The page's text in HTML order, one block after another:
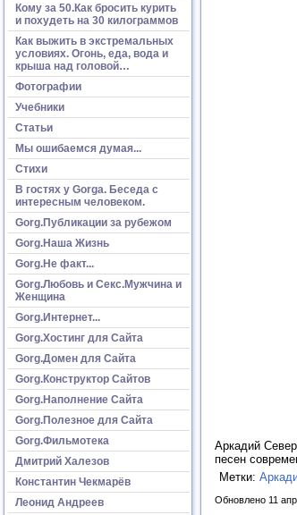
Кому за 50.Как бросить курить
и похудеть на 30 килограммов
Как выжить в экстремальных
условиях. Огонь, еда, вода и
крыша над головой…
Фотографии
Учебники
Статьи
Мы ошибаемся думая...
Стихи
В гостях у Gorga. Беседа с
интересным человеком.
Gorg.Публикации за рубежом
Gorg.Наша Жизнь
Gorg.Не факт...
Gorg.Любовь и Секс.Мужчина и
Женщина
Gorg.Интернет...
Gorg.Хостинг для Сайта
Gorg.Домен для Сайта
Gorg.Конструктор Сайтов
Gorg.Наполнение Сайта
Gorg.Полезное для Сайта
Gorg.Фильмотека
Дмитрий Халезов
Константин Чекмарёв
Леонид Андреев
Аркадий
песен
Метки:
Обновлено 11